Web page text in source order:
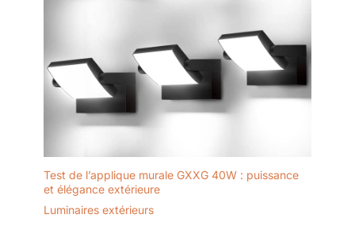
batterie dans un endroit
frais et sec, à l’abri des
températures extrêmes,
afin de prolonger sa
durée de vie ; 3. N’utilisez
d’éviter toute surcharge.
Test de l’applique murale GXXG 40W : puissance
et élégance extérieure
Luminaires extérieurs